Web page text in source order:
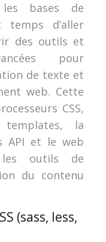
bases de
temps d’aller
des outils et
pour
de texte et
web. Cette
CSS,
la
API et le web
outils de
du contenu
(sass, less,